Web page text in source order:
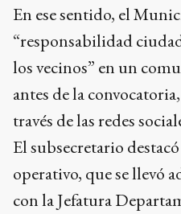
En ese sentido, el
“responsabilidad
los vecinos” en un
antes de la
través de las redes
El subsecretario
operativo, que se llevó
con la Jefatura